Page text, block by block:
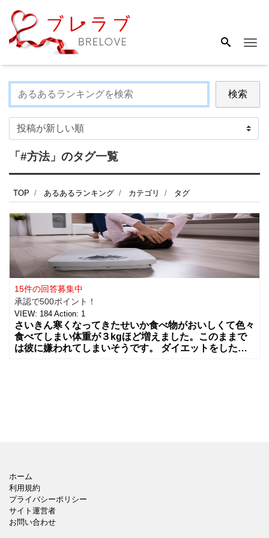
検索
「#方法」のタグ一覧
TOP あるあるランキング カテゴリ タグ
15件の回答募集中
承認で500ポイント！
VIEW: 184 Action: 1
さいきん寒くなってきたせいか食べ物がおいしくて色々
食べてしまい体重が３kgほど増えました。このままで
は彼に嫌われてしまいそうです。 ダイエットをしたい
ホーム
利用規約
プライバシーポリシー
サイト運営者
お問い合わせ